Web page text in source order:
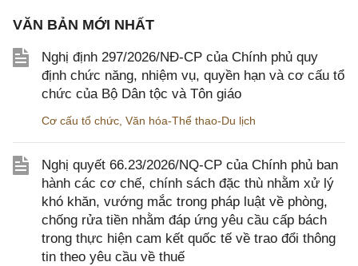
VĂN BẢN MỚI NHẤT
Nghị định 297/2026/NĐ-CP của Chính phủ quy
định chức năng, nhiệm vụ, quyền hạn và cơ cấu tổ
chức của Bộ Dân tộc và Tôn giáo
Cơ cấu tổ chức Văn hóa-Thể thao-Du lịch
Nghị quyết 66.23/2026/NQ-CP của Chính phủ ban
hành các cơ chế, chính sách đặc thù nhằm xử lý
khó khăn, vướng mắc trong pháp luật về phòng,
chống rửa tiền nhằm đáp ứng yêu cầu cấp bách
trong thực hiện cam kết quốc tế về trao đổi thông
tin theo yêu cầu về thuế